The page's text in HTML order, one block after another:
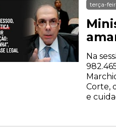
terça-
Na
Corte,
e